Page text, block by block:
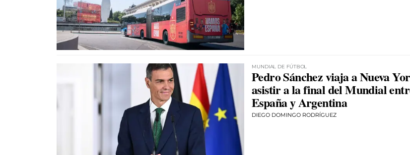
MUNDIAL DE FÚTBOL
Pedro Sánchez viaja a Nueva
asistir a la final del Mundial
España y Argentina
DIEGO DOMINGO RODRÍGUEZ